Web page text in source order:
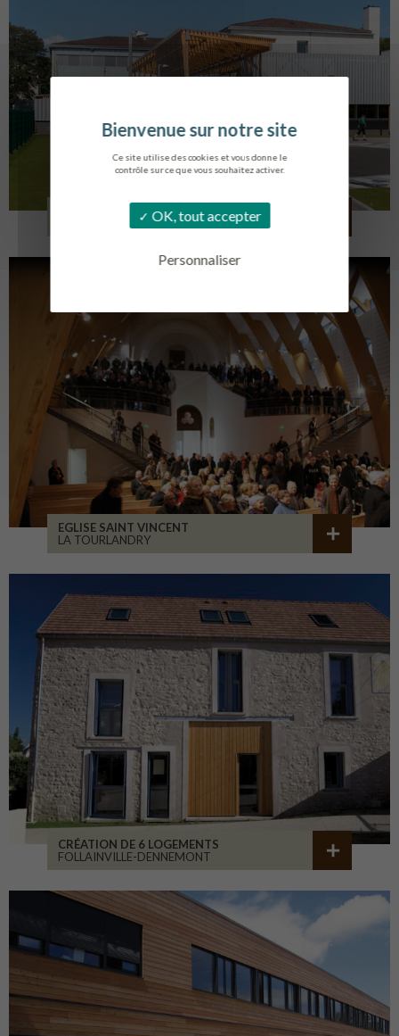
Ce site utilise des cookies et vous donne le
contrôle sur ce que vous souhaitez activer.
OK, tout accepter
Personnaliser
COLLÈGE MONTMORENCY
BOURBONNE-LES-BAINS
EGLISE SAINT VINCENT
LA TOURLANDRY
CRÉATION DE 6 LOGEMENTS
FOLLAINVILLE-DENNEMONT